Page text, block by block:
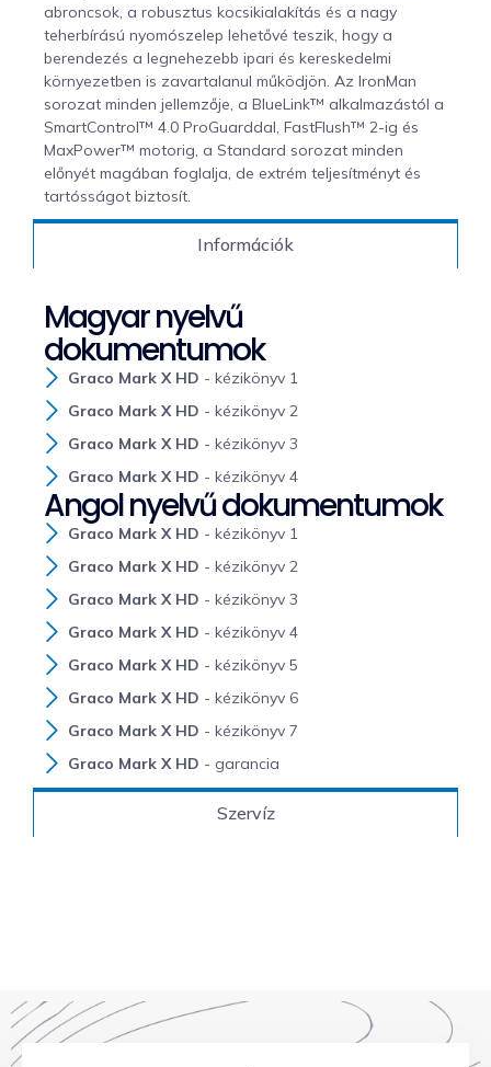
Információk
Szervíz
abroncsok, a robusztus kocsikialakítás és a nagy
teherbírású nyomószelep lehetővé teszik, hogy a
berendezés a legnehezebb ipari és kereskedelmi
környezetben is zavartalanul működjön. Az IronMan
sorozat minden jellemzője, a BlueLink™ alkalmazástól a
SmartControl™ 4.0 ProGuarddal, FastFlush™ 2-ig és
MaxPower™ motorig, a Standard sorozat minden
előnyét magában foglalja, de extrém teljesítményt és
tartósságot biztosít.
Magyar nyelvű
dokumentumok
Graco Mark X HD - kézikönyv 1
Graco Mark X HD - kézikönyv 2
Graco Mark X HD - kézikönyv 3
Graco Mark X HD - kézikönyv 4
Angol nyelvű dokumentumok
Graco Mark X HD - kézikönyv 1
Graco Mark X HD - kézikönyv 2
Graco Mark X HD - kézikönyv 3
Graco Mark X HD - kézikönyv 4
Graco Mark X HD - kézikönyv 5
Graco Mark X HD - kézikönyv 6
Graco Mark X HD - kézikönyv 7
Graco Mark X HD - garancia